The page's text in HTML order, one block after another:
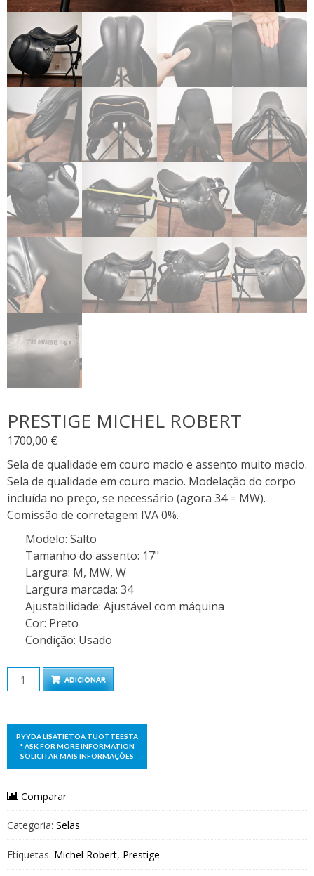
PRESTIGE MICHEL ROBERT
1700,00 €
Sela de qualidade em couro macio e assento muito macio.
Sela de qualidade em couro macio. Modelação do corpo
incluída no preço, se necessário (agora 34 = MW).
Comissão de corretagem IVA 0%.
Modelo: Salto
Tamanho do assento: 17"
Largura: M, MW, W
Largura marcada: 34
Ajustabilidade: Ajustável com máquina
Cor: Preto
Condição: Usado
QuantidadeADICIONAR
Comparar
Categoria: Selas
Etiquetas: Michel Robert, Prestige